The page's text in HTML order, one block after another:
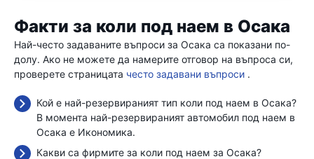
Факти за коли под наем в Осака
Най-често задаваните въпроси за Осака са показани по-
долу. Ако не можете да намерите отговор на въпроса си,
проверете страницата често задавани въпроси .
Кой е най-резервираният тип коли под наем в Осака?
В момента най-резервираният автомобил под наем в
Осака е Икономика.
Какви са фирмите за коли под наем за Осака?